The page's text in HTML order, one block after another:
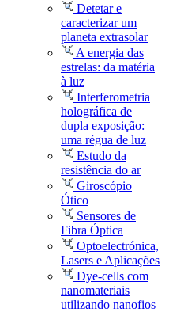
Detetar e
caracterizar um
planeta extrasolar
A energia das
estrelas: da matéria
à luz
Interferometria
holográfica de
dupla exposição:
uma régua de luz
Estudo da
resistência do ar
Giroscópio
Ótico
Sensores de
Fibra Óptica
Optoelectrónica,
Lasers e Aplicações
Dye-cells com
nanomateriais
utilizando nanofios